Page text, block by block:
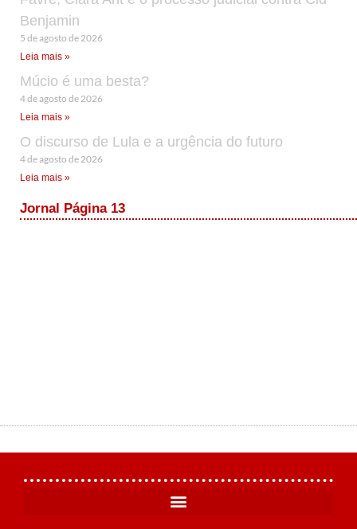
Benjamin
5 de agosto de 2026
Leia mais »
Múcio é uma besta?
4 de agosto de 2026
Leia mais »
O discurso de Lula e a urgência do futuro
4 de agosto de 2026
Leia mais »
Jornal Página 13